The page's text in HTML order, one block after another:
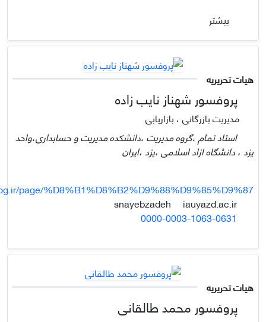
بیشتر
هیات تحریریه
پروفسور شهناز نایب زاده
مدیریت بازرگانی ، بازاریابی
استاد تمام ،گروه مدیریت ،دانشکده مدیریت و حسابداری،واحد
یزد ، دانشگاه ازاد اسلامی ،یزد ،ایران
page/%D8%B1%D8%B2%D9%88%D9%85%D9%87
snayebzadeh
iauyazd.ac.ir
0000-0003-1063-0631
هیات تحریریه
پروفسور محمد طالقانی